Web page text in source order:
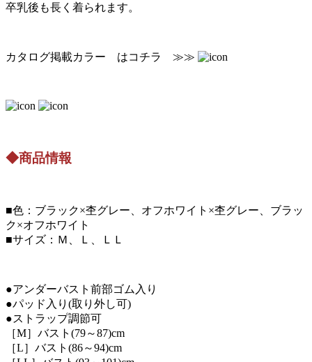
卒乳後も長く着られます。
カタログ掲載カラー はコチラ ≫≫
◆商品情報
■色：ブラック×杢グレー、オフホワイト×杢グレー、ブラッ
ク×オフホワイト
■サイズ：Ｍ、Ｌ、ＬＬ
●アンダーバスト前部ゴム入り
●パッド入り(取り外し可)
●ストラップ調節可
［M］バスト(79～87)cm
［L］バスト(86～94)cm